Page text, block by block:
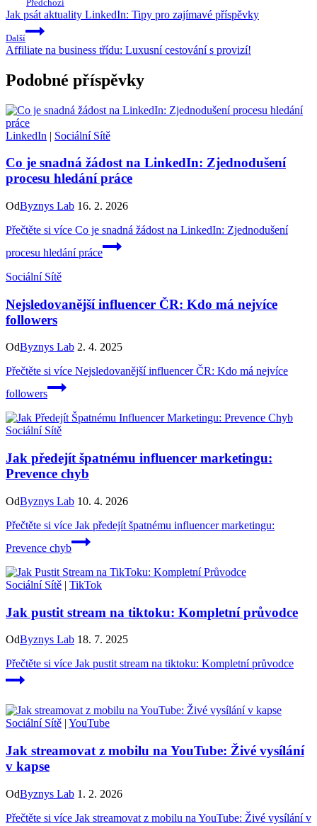
Předchozí
Jak psát aktuality LinkedIn: Tipy pro zajímavé příspěvky
Další
Affiliate na business třídu: Luxusní cestování s provizí!
Podobné příspěvky
LinkedIn | Sociální Sítě
Co je snadná žádost na LinkedIn: Zjednodušení
procesu hledání práce
OdByznys Lab 16. 2. 2026
Přečtěte si více Co je snadná žádost na LinkedIn: Zjednodušení
procesu hledání práce
Sociální Sítě
Nejsledovanější influencer ČR: Kdo má nejvíce
followers
OdByznys Lab 2. 4. 2025
Přečtěte si více Nejsledovanější influencer ČR: Kdo má nejvíce
followers
Sociální Sítě
Jak předejít špatnému influencer marketingu:
Prevence chyb
OdByznys Lab 10. 4. 2026
Přečtěte si více Jak předejít špatnému influencer marketingu:
Prevence chyb
Sociální Sítě | TikTok
Jak pustit stream na tiktoku: Kompletní průvodce
OdByznys Lab 18. 7. 2025
Přečtěte si více Jak pustit stream na tiktoku: Kompletní průvodce
Sociální Sítě | YouTube
Jak streamovat z mobilu na YouTube: Živé vysílání
v kapse
OdByznys Lab 1. 2. 2026
Přečtěte si více Jak streamovat z mobilu na YouTube: Živé vysílání v